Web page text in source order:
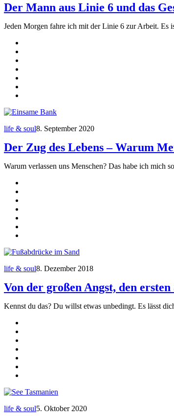
Der Mann aus Linie 6 und das
Jeden Morgen fahre ich mit der Linie 6 zur Arbeit. Es
life & soul8. September 2020
Der Zug des Lebens – Warum
Warum verlassen uns Menschen? Das habe ich mich
life & soul8. Dezember 2018
Von der großen Angst, den
Kennst du das? Du willst etwas unbedingt. Es lässt
life & soul5. Oktober 2020